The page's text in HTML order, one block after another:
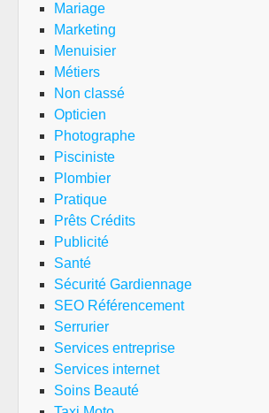
Mariage
Marketing
Menuisier
Métiers
Non classé
Opticien
Photographe
Pisciniste
Plombier
Pratique
Prêts Crédits
Publicité
Santé
Sécurité Gardiennage
SEO Référencement
Serrurier
Services entreprise
Services internet
Soins Beauté